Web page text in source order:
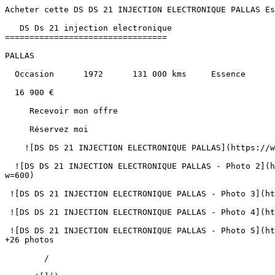
Acheter cette DS DS 21 INJECTION ELECTRONIQUE PALLAS Essence au prix de 16900€ à Albi, Montauban, Castres, Cahors, Carcassonne et Toulouse.               

   DS Ds 21 injection electronique 
=================================

PALLAS

  Occasion      1972      131 000 kms     Essence      Manuelle 

  16 900 €   

     Recevoir mon offre 

     Réservez moi 

    ![DS DS 21 INJECTION ELECTRONIQUE PALLAS](https://www.sndiffusion.fr/photos/evialog_photos/logvo/15/1764/66/47a92e27-c994-4770-a490-f7f607351fa1.jpg?w=750)  

  ![DS DS 21 INJECTION ELECTRONIQUE PALLAS - Photo 2](https://www.sndiffusion.fr/photos/evialog_photos/logvo/15/1764/66/668d487f-f089-48b6-ac7c-7ee0cf075a74.jpg?w=600)  

 ![DS DS 21 INJECTION ELECTRONIQUE PALLAS - Photo 3](https://www.sndiffusion.fr/photos/evialog_photos/logvo/15/1764/66/107e269e-4b21-4614-8e63-dc424906d6c6.jpg?w=600)  

 ![DS DS 21 INJECTION ELECTRONIQUE PALLAS - Photo 4](https://www.sndiffusion.fr/photos/evialog_photos/logvo/15/1764/66/2ea316ef-6ea6-435f-bb1c-13b9949f18a7.jpg?w=600)  

 ![DS DS 21 INJECTION ELECTRONIQUE PALLAS - Photo 5](https://www.sndiffusion.fr/photos/evialog_photos/logvo/15/1764/66/fc54f3df-8d2c-4722-9c99-cc0ab1eb5b56.jpg?w=600)  +26 photos 

        /  

      ![]() 

 ![]() 

 ![]() 

   ![Photo 1]() 

       ![]()   

   Occasion      1972      131 000 kms     Essence      Manuelle 

  Caractéristiques
----------------

     Partager   

Année

1972

Kilométrage

131 000 km

Énergie

Essence

Boîte de vitesses

Manuelle

Puissance

125 ch / 12 cv fiscaux

Places

5

Cylindrée

2175 cm³

Couleur extérieure

Vert metal

Couleur intérieure

Vert

Sellerie

Tissu

1ère immatriculation

21/01/1972

Référence

50821

            Le mot du vendeur > “ Découvrez cette élégante DS 21 Injection Électronique Pallas, un modèle emblématique de 1972. Avec son kilométrage de 131 000 km et sa puissance de 125 chevaux, cette DS 21 allie élégance et performance. Son coloris vert métal et son intérieur soigné en font une pièce de collection à ne pas manquer. 
> 
>  ”

Garantie incluse

VENDUE DANS L'ETAT ET SANS GARANTIE

Contrôle 100 points

Véhicule révisé et vérifié

Reprise possible

Estimation gratuite et immédiate

   Données techniques
------------------

 Poids 

      Poids à vide  1330 kg  

   PTAC  1840 kg  

   PTRA  3640 kg  

    ![SN Diffusion Albi](https://www.sndiffusion.fr/storage/219/conversions/01KSPZ0BER7JK5ZCXSVEEWECFM-sidebar.webp) ### SN Diffusion Albi

   Fermée 

    [ 05 63 47 10 00 ](tel:+33563471000) 

    Du Lundi au Vendredi : 
08:45-12:00 et 14:00-19:00
Le Samedi : 
09:00-12:00 et 14:00-18:00

  [   Itinéraire ](https://www.google.com/maps/dir/?api=1&destination=SN+Diffusion+Albi) 

### Besoin d'un conseil ?

Un conseiller vous rappelle gratuitement

     Être rappelé 

### Livraison à domicile

Ce véhicule livré directement chez vous

    Estimer les frais de livraison 

      Véhicules similaires 
----------------------

 D'autres véhicules qui pourraient vous intéresser

    ![Audi A3 BERLINE](https://www.sndiffusion.fr/photos/evialog_photos/logvo/15/1781/51/0c06f600-9d15-4014-8165-1a3a9b2979db.jpg?w=600) 

    Occasion    

 [ ###  Audi A3 BERLINE  1.5 30 TFSI 116 S-TRONIC ADVANCED EDITION  

 ](https://www.sndiffusion.fr/mandataire/occasion/audi/a3-berline/15-30-tfsi-116-s-tronic-advanced-edition-1207)     Essence        25 300 km       08/